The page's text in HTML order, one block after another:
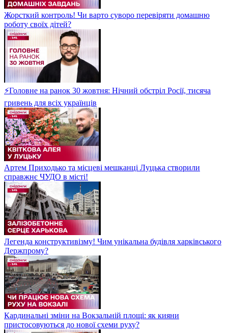
Жорсткий контроль! Чи варто суворо перевіряти домашню
роботу своїх дітей?
⚡Головне на ранок 30 жовтня: Нічний обстріл Росії, тисяча
гривень для всіх українців
Артем Приходько та місцеві мешканці Луцька створили
справжнє ЧУДО в місті!
Легенда конструктивізму! Чим унікальна будівля харківського
Держпрому?
Кардинальні зміни на Вокзальній площі: як кияни
пристосовуються до нової схеми руху?